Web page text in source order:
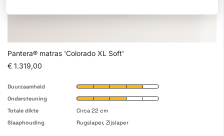
Pantera® matras 'Colorado XL Soft'
€ 1.319,00
Duurzaamheid
Ondersteuning
Totale dikte
Circa 22 cm
Slaaphouding
Rugslaper, Zijslaper